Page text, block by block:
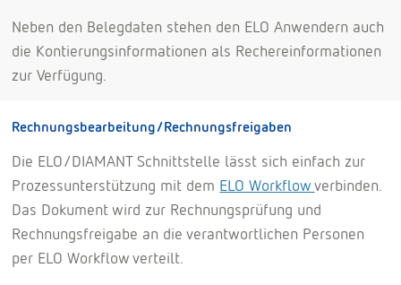
Neben den Belegdaten stehen den ELO Anwendern auch
die Kontierungsinformationen als Rechereinformationen
zur Verfügung.
Rechnungsbearbeitung/Rechnungsfreigaben
Die ELO/DIAMANT Schnittstelle lässt sich einfach zur
Prozessunterstützung mit dem ELO Workflowverbinden.
Das Dokument wird zur Rechnungsprüfung und
Rechnungsfreigabe an die verantwortlichen Personen
per ELO Workflow verteilt.